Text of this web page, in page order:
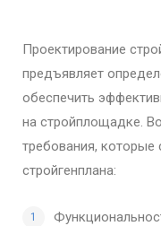
Проектирование
предъявляет
обеспечить
на стройплощадке.
требования, которые
стройгенплана: